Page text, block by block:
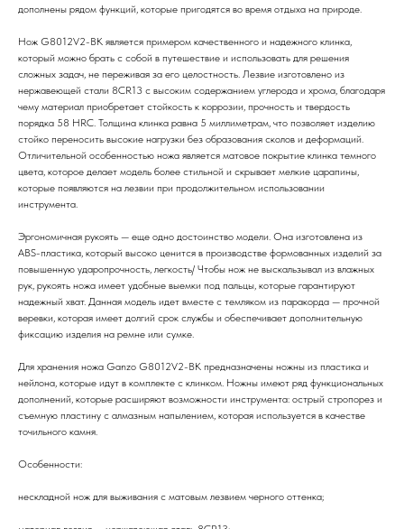
дополнены рядом функций, которые пригодятся во время отдыха на природе.
Нож G8012V2-BK является примером качественного и надежного клинка,
который можно брать с собой в путешествие и использовать для решения
сложных задач, не переживая за его целостность. Лезвие изготовлено из
нержавеющей стали 8CR13 с высоким содержанием углерода и хрома, благодаря
чему материал приобретает стойкость к коррозии, прочность и твердость
порядка 58 HRC. Толщина клинка равна 5 миллиметрам, что позволяет изделию
стойко переносить высокие нагрузки без образования сколов и деформаций.
Отличительной особенностью ножа является матовое покрытие клинка темного
цвета, которое делает модель более стильной и скрывает мелкие царапины,
которые появляются на лезвии при продолжительном использовании
инструмента.
Эргономичная рукоять — еще одно достоинство модели. Она изготовлена из
ABS-пластика, который высоко ценится в производстве формованных изделий за
повышенную ударопрочность, легкость/ Чтобы нож не выскальзывал из влажных
рук, рукоять ножа имеет удобные выемки под пальцы, которые гарантируют
надежный хват. Данная модель идет вместе с темляком из паракорда — прочной
веревки, которая имеет долгий срок службы и обеспечивает дополнительную
фиксацию изделия на ремне или сумке.
Для хранения ножа Ganzo G8012V2-BK предназначены ножны из пластика и
нейлона, которые идут в комплекте с клинком. Ножны имеют ряд функциональных
дополнений, которые расширяют возможности инструмента: острый стропорез и
съемную пластину с алмазным напылением, которая используется в качестве
точильного камня.
Особенности:
нескладной нож для выживания с матовым лезвием черного оттенка;